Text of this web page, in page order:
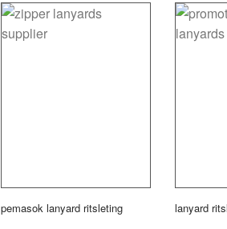
pemasok lanyard ritsleting lanyard